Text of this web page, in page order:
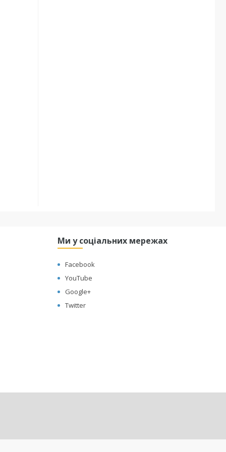
Ми у соціальних мережах
Facebook
YouTube
Google+
Twitter